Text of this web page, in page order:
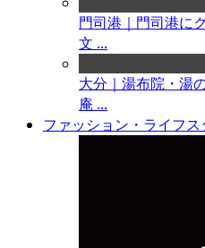
門司港｜門司港に
文 ...
大分｜湯布院・湯
庵 ...
ファッション・ライフス